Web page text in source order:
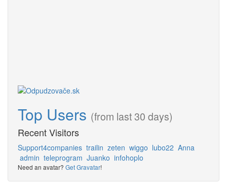
Top Users (from last 30 days)
Recent Visitors
Support4companies trailin zeten wiggo lubo22 Anna
admin teleprogram Juanko infohoplo
Need an avatar? Get Gravatar!